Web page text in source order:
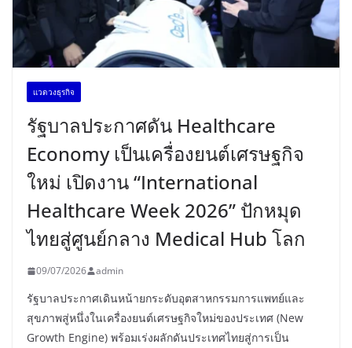
เเวดวงธุรกิจ
รัฐบาลประกาศดัน Healthcare
Economy เป็นเครื่องยนต์เศรษฐกิจ
ใหม่ เปิดงาน “International
Healthcare Week 2026” ปักหมุด
ไทยสู่ศูนย์กลาง Medical Hub โลก
09/07/2026 admin
รัฐบาลประกาศเดินหน้ายกระดับอุตสาหกรรมการแพทย์และ
สุขภาพสู่หนึ่งในเครื่องยนต์เศรษฐกิจใหม่ของประเทศ (New
Growth Engine) พร้อมเร่งผลักดันประเทศไทยสู่การเป็น